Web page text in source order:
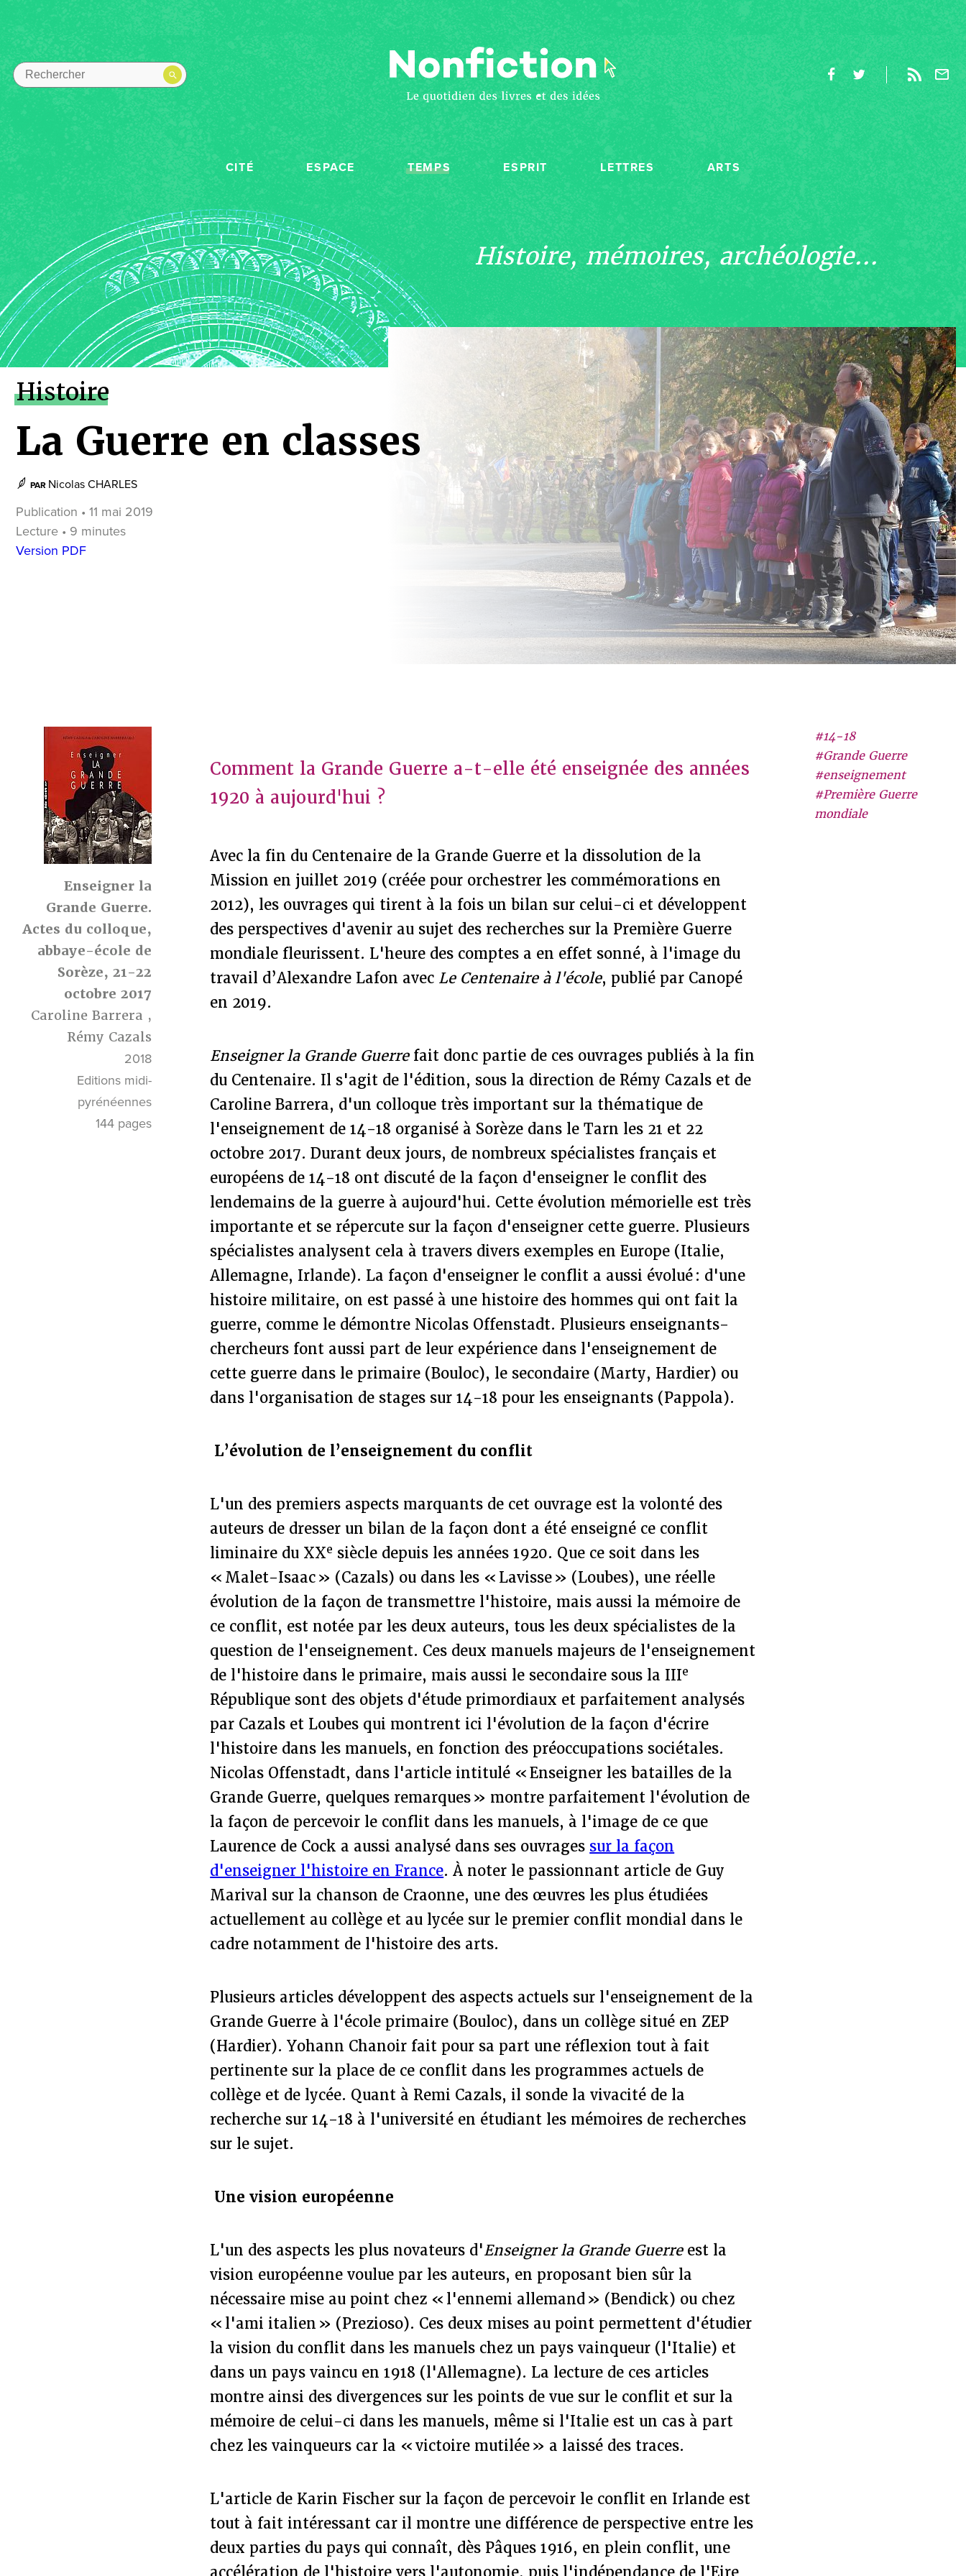
CITÉ ESPACE TEMPS ESPRIT LETTRES ARTS
Histoire, mémoires, archéologie...
Histoire
La Guerre en classes
PAR Nicolas CHARLES
Publication • 11 mai 2019
Lecture • 9 minutes
Version PDF
Enseigner la
Grande Guerre.
Actes du colloque,
abbaye-école de
Sorèze, 21-22
octobre 2017
Caroline Barrera ,
Rémy Cazals
2018
Editions midi-
pyrénéennes
144 pages
#14-18
#Grande Guerre
#enseignement
#Première Guerre
mondiale
Comment la Grande Guerre a-t-elle été enseignée des années
1920 à aujourd'hui ?
Avec la fin du Centenaire de la Grande Guerre et la dissolution de la
Mission en juillet 2019 (créée pour orchestrer les commémorations en
2012), les ouvrages qui tirent à la fois un bilan sur celui-ci et développent
des perspectives d'avenir au sujet des recherches sur la Première Guerre
mondiale fleurissent. L'heure des comptes a en effet sonné, à l'image du
travail d’Alexandre Lafon avec Le Centenaire à l'école, publié par Canopé
en 2019.
Enseigner la Grande Guerre fait donc partie de ces ouvrages publiés à la fin
du Centenaire. Il s'agit de l'édition, sous la direction de Rémy Cazals et de
Caroline Barrera, d'un colloque très important sur la thématique de
l'enseignement de 14-18 organisé à Sorèze dans le Tarn les 21 et 22
octobre 2017. Durant deux jours, de nombreux spécialistes français et
européens de 14-18 ont discuté de la façon d'enseigner le conflit des
lendemains de la guerre à aujourd'hui. Cette évolution mémorielle est très
importante et se répercute sur la façon d'enseigner cette guerre. Plusieurs
spécialistes analysent cela à travers divers exemples en Europe (Italie,
Allemagne, Irlande). La façon d'enseigner le conflit a aussi évolué : d'une
histoire militaire, on est passé à une histoire des hommes qui ont fait la
guerre, comme le démontre Nicolas Offenstadt. Plusieurs enseignants-
chercheurs font aussi part de leur expérience dans l'enseignement de
cette guerre dans le primaire (Bouloc), le secondaire (Marty, Hardier) ou
dans l'organisation de stages sur 14-18 pour les enseignants (Pappola).
L’évolution de l’enseignement du conflit
L'un des premiers aspects marquants de cet ouvrage est la volonté des
auteurs de dresser un bilan de la façon dont a été enseigné ce conflit
liminaire du XXe siècle depuis les années 1920. Que ce soit dans les
« Malet-Isaac » (Cazals) ou dans les « Lavisse » (Loubes), une réelle
évolution de la façon de transmettre l'histoire, mais aussi la mémoire de
ce conflit, est notée par les deux auteurs, tous les deux spécialistes de la
question de l'enseignement. Ces deux manuels majeurs de l'enseignement
de l'histoire dans le primaire, mais aussi le secondaire sous la IIIe
République sont des objets d'étude primordiaux et parfaitement analysés
par Cazals et Loubes qui montrent ici l'évolution de la façon d'écrire
l'histoire dans les manuels, en fonction des préoccupations sociétales.
Nicolas Offenstadt, dans l'article intitulé « Enseigner les batailles de la
Grande Guerre, quelques remarques » montre parfaitement l'évolution de
la façon de percevoir le conflit dans les manuels, à l'image de ce que
Laurence de Cock a aussi analysé dans ses ouvrages sur la façon
d'enseigner l'histoire en France. À noter le passionnant article de Guy
Marival sur la chanson de Craonne, une des œuvres les plus étudiées
actuellement au collège et au lycée sur le premier conflit mondial dans le
cadre notamment de l'histoire des arts.
Plusieurs articles développent des aspects actuels sur l'enseignement de la
Grande Guerre à l'école primaire (Bouloc), dans un collège situé en ZEP
(Hardier). Yohann Chanoir fait pour sa part une réflexion tout à fait
pertinente sur la place de ce conflit dans les programmes actuels de
collège et de lycée. Quant à Remi Cazals, il sonde la vivacité de la
recherche sur 14-18 à l'université en étudiant les mémoires de recherches
sur le sujet.
Une vision européenne
L'un des aspects les plus novateurs d'Enseigner la Grande Guerre est la
vision européenne voulue par les auteurs, en proposant bien sûr la
nécessaire mise au point chez « l'ennemi allemand » (Bendick) ou chez
« l'ami italien » (Prezioso). Ces deux mises au point permettent d'étudier
la vision du conflit dans les manuels chez un pays vainqueur (l'Italie) et
dans un pays vaincu en 1918 (l'Allemagne). La lecture de ces articles
montre ainsi des divergences sur les points de vue sur le conflit et sur la
mémoire de celui-ci dans les manuels, même si l'Italie est un cas à part
chez les vainqueurs car la « victoire mutilée » a laissé des traces.
L'article de Karin Fischer sur la façon de percevoir le conflit en Irlande est
tout à fait intéressant car il montre une différence de perspective entre les
deux parties du pays qui connaît, dès Pâques 1916, en plein conflit, une